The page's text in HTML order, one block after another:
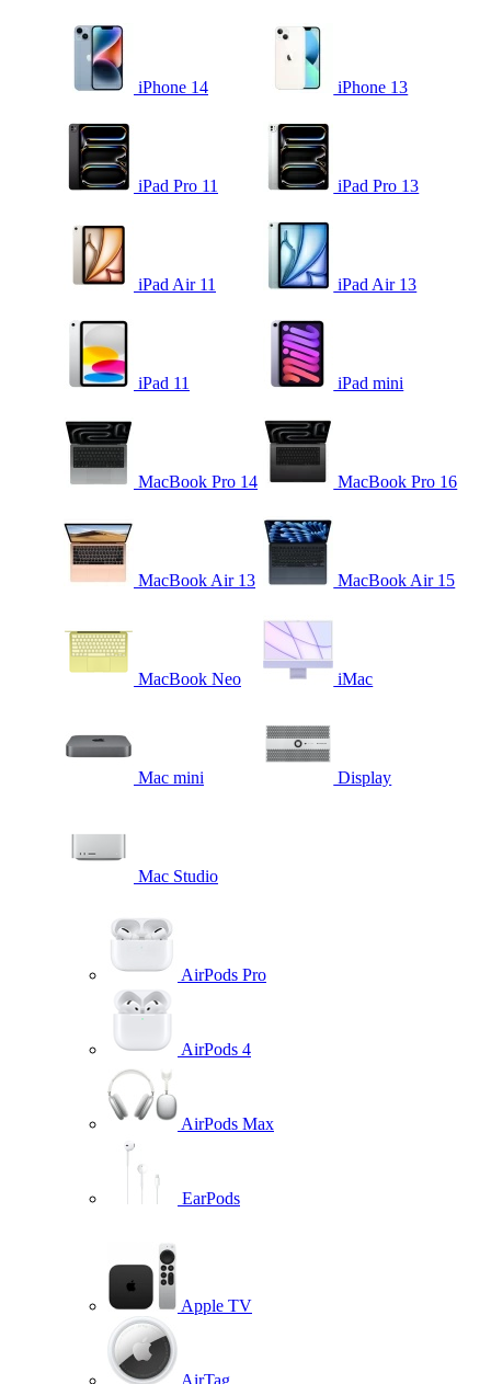
iPhone 14 iPhone 13
iPad Pro 11 iPad Pro 13
iPad Air 11 iPad Air 13
iPad 11 iPad mini
MacBook Pro 14 MacBook Pro 16
MacBook Air 13 MacBook Air 15
MacBook Neo iMac
Mac mini Display
Mac Studio
AirPods Pro
AirPods 4
AirPods Max
EarPods
Apple TV